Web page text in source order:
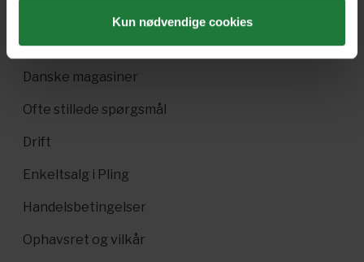
Kun nødvendige cookies
Pling Kombi
Danske magasiner
Ofte stillede spørgsmål
Drift
Enkeltsalg i Pling
Handelsbetingelser
Ophavsret og vilkår